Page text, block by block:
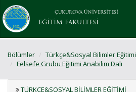
ÇUKUROVA ÜNİVERSİTESİ
EĞİTİM FAKÜLTESİ
Bölümler
Türkçe&Sosyal Bilimler Eğitimi
Felsefe Grubu Eğitimi Anabilim Dalı
TÜRKÇE&SOSYAL BILIMLER EĞITIMI